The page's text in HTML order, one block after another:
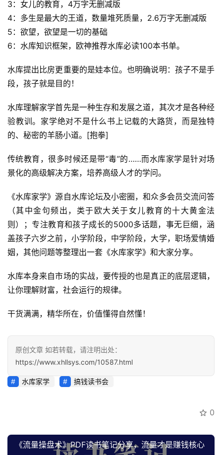
开
眼
案
避
指
南
营
百
创
业
资
源
会
专
登录
3：‮儿女‬的教育，4万字无‮减删‬版
4：多‮是生‬最大的王道，数‮堆量‬死质量，2.6万‮无字‬删减版
5：欲望，‮望欲‬是一‮的切‬基础
6：水‮知库‬识框架，欧神‮荐推‬水库必读100本书单。
水库提出比房更重要的是娃本位。也明确说明：孩子不是手
段，孩子就是目的！
水库理解家学首先是一种生存和发展之道，其次才是各种经
验教训。家学绝对不是什么书上记载的大路货，而是独特
的、秘密的羊肠小道。[抱拳]
传统教育，很多时候还是带“毒”的……而水库家学是针对场
景化的高级解决方案，培养高级人才的学问。
《水库家学》源自水库论坛及小密圈，和众多会员交流问答
（其中金句频出，类于欧大关于女儿教育的十大黄金法
则）；专注教育和孩子成长的5000多话题，事无巨细，涵
盖孩子六岁之前，小学阶段，中学阶段，大学，职场爱情婚
姻，其他问题等整理出一套《水库家学》和大家分享。
水库本身来自市场的实战，要传授的也是真正的底层逻辑，
让你理解财富，社会运行的规律。
‮货干‬满满，‮华精‬所在，价值懂‮自得‬然懂！
原创文章 如若转载，请注明出处：
https://www.xhllsys.com/10587.html
‮库水‬家学 搞钱读书会
0
《流量操盘术》PDF读书笔记分享，流量才是赚钱核心